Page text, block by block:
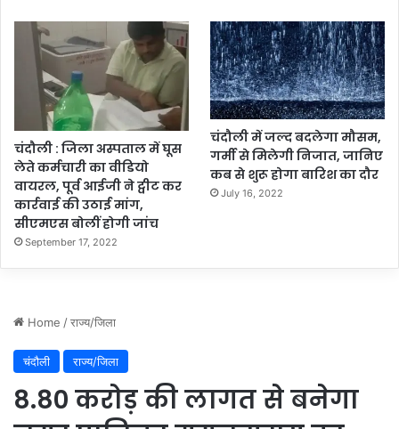
चंदौली : जिला अस्पताल में घूस
लेते कर्मचारी का वीडियो
वायरल, पूर्व आईजी ने ट्वीट कर
कार्रवाई की उठाई मांग,
सीएमएस बोलीं होगी जांच
September 17, 2022
चंदौली में जल्द बदलेगा मौसम,
गर्मी से मिलेगी निजात, जानिए
कब से शुरू होगा बारिश का दौर
July 16, 2022